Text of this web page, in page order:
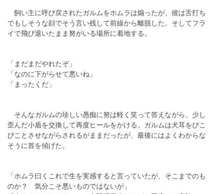
飼い主に呼び戻されたガルムをホムラは煽ったが、彼は舌打ち
でもしそうな顔でそう言い残して前線から離脱した。そしてフラ
イで飛び退いたまま努がいる場所に着地する。
「まだまだやれたぞ」
「なのに下がらせて悪いね」
「まったくだ」
そんなガルムの珍しい愚痴に努は軽く笑って答えながら、少し
歪んだ小盾を交換して再度ヒールをかける。ガルムは犬耳をぴこ
ぴことさせながらされるがままだったが、最後にはよくわからな
そうに首を傾げた。
「ホムラ曰くこれで生を実感すると言っていたが、そこまでのも
のか？ 気分こそ悪いものではないが」